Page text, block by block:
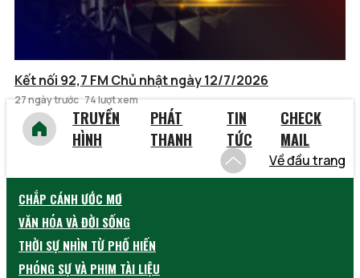
Kết nối 92,7 FM Chủ nhật ngày 12/7/2026
27 ngày trước 74 lượt xem
TRUYỀN
HÌNH
PHÁT
THANH
TIN
TỨC
CHECK
MAIL
Về đầu trang
CHẮP CÁNH ƯỚC MƠ
VĂN HÓA VÀ ĐỜI SỐNG
THỜI SỰ NHÌN TỪ PHỐ HIẾN
PHÓNG SỰ VÀ PHIM TÀI LIỆU